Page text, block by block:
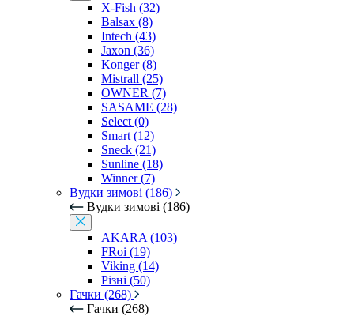
X-Fish (32)
Balsax (8)
Intech (43)
Jaxon (36)
Konger (8)
Mistrall (25)
OWNER (7)
SASAME (28)
Select (0)
Smart (12)
Sneck (21)
Sunline (18)
Winner (7)
Вудки зимові (186)
Вудки зимові (186)
AKARA (103)
FRoi (19)
Viking (14)
Різні (50)
Гачки (268)
Гачки (268)